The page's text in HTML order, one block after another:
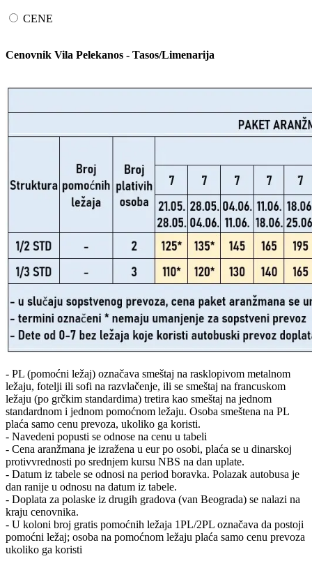
CENE
Cenovnik Vila Pelekanos - Tasos/Limenarija
- PL (pomoćni ležaj) označava smeštaj na rasklopivom metalnom
ležaju, fotelji ili sofi na razvlačenje, ili se smeštaj na francuskom
ležaju (po grčkim standardima) tretira kao smeštaj na jednom
standardnom i jednom pomoćnom ležaju. Osoba smeštena na PL
plaća samo cenu prevoza, ukoliko ga koristi.
- Navedeni popusti se odnose na cenu u tabeli
- Cena aranžmana je izražena u eur po osobi, plaća se u dinarskoj
protivvrednosti po srednjem kursu NBS na dan uplate.
- Datum iz tabele se odnosi na period boravka. Polazak autobusa je
dan ranije u odnosu na datum iz tabele.
- Doplata za polaske iz drugih gradova (van Beograda) se nalazi na
kraju cenovnika.
- U koloni broj gratis pomoćnih ležaja 1PL/2PL označava da postoji
pomoćni ležaj; osoba na pomoćnom ležaju plaća samo cenu prevoza
ukoliko ga koristi